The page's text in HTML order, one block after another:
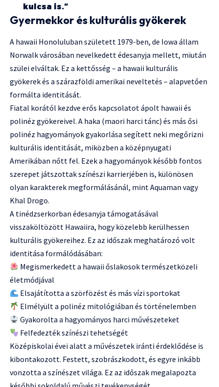
kulcsa is.”
Gyermekkor és kulturális gyökerek
A hawaii Honoluluban született 1979-ben, de Iowa állam
Norwalk városában nevelkedett édesanyja mellett, miután
szülei elváltak. Ez a kettősség – a hawaii kulturális
gyökerek és a szárazföldi amerikai neveltetés – alapvetően
formálta identitását.
Fiatal korától kezdve erős kapcsolatot ápolt hawaii és
polinéz gyökereivel. A haka (maori harci tánc) és más ősi
polinéz hagyományok gyakorlása segített neki megőrizni
kulturális identitását, miközben a középnyugati
Amerikában nőtt fel. Ezek a hagyományok később fontos
szerepet játszottak színészi karrierjében is, különösen
olyan karakterek megformálásánál, mint Aquaman vagy
Khal Drogo.
A tinédzserkorban édesanyja támogatásával
visszaköltözött Hawaiira, hogy közelebb kerülhessen
kulturális gyökereihez. Ez az időszak meghatározó volt
identitása formálódásában:
Megismerkedett a hawaii őslakosok természetközeli
életmódjával
Elsajátította a szörfözést és más vízi sportokat
Elmélyült a polinéz mitológiában és történelemben
Gyakorolta a hagyományos harci művészeteket
Felfedezték színészi tehetségét
Középiskolai évei alatt a művészetek iránti érdeklődése is
kibontakozott. Festett, szobrászkodott, és egyre inkább
vonzotta a színészet világa. Ez az időszak megalapozta